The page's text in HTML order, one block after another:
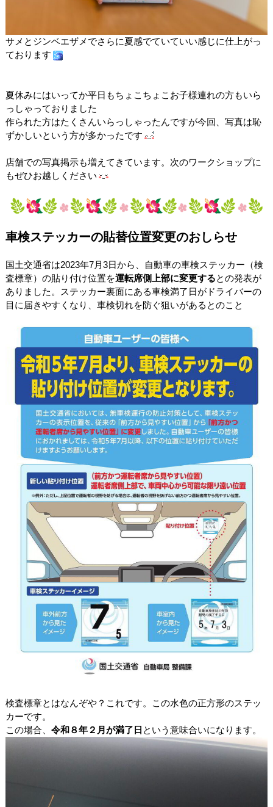
サメとジンベエザメでさらに夏感でていていい感じに仕上がっ
ております
夏休みにはいってか平日もちょこちょこお子様連れの方もいら
っしゃっておりました
作られた方はたくさんいらっしゃったんですが今回、写真は恥
ずかしいという方が多かったです
店舗での写真掲示も増えてきています。次のワークショップに
もぜひお越しください
車検ステッカーの貼替位置変更のおしらせ
国土交通省は2023年7月3日から、自動車の車検ステッカー（検
査標章）の貼り付け位置を運転席側上部に変更するとの発表が
ありました。ステッカー裏面にある車検満了日がドライバーの
目に届きやすくなり、車検切れを防ぐ狙いがあるとのこと
検査標章とはなんぞや？これです。この水色の正方形のステッ
カーです。
この場合、 令和８年２月が満了日 という意味合いになります。